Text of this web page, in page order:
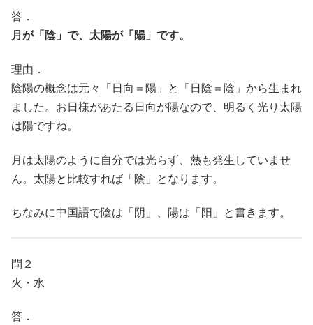
答．
月が「陰」で、太陽が「陽」です。
理由．
陰陽の概念は元々「日向＝陽」と「日陰＝陰」から生まれ
ました。お日様があたる日向が陽なので、明るく光り太陽
は陽ですね。
月は太陽のように自分では光らず、熱も発生していませ
ん。太陽と比較すれば「陰」となります。
ちなみに中国語で陰は「阴」、陽は「阳」と書きます。
問２
火・水
答．